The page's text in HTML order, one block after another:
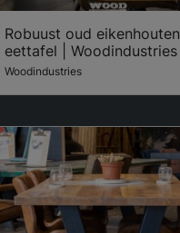
Robuust oud eikenhouten
eettafel | Woodindustries
Woodindustries